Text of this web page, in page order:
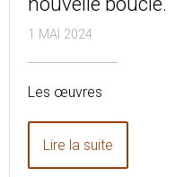
1 MAI 2024
Les œuvres
Lire la suite